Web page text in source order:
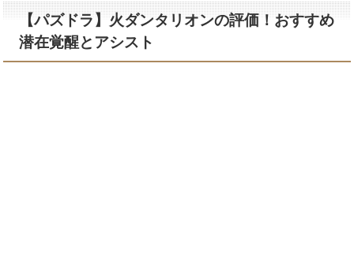
【パズドラ】火ダンタリオンの評価！おすすめ
潜在覚醒とアシスト